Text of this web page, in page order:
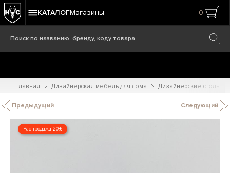
КАТАЛОГМагазины 0
Главная Дизайнерская мебель для дома Дизайнерские столы
Предыдущий Следующий
Распродажа 20%